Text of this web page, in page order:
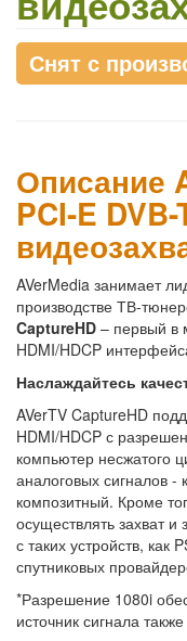
Снят с
Описание
PCI-E
AVerMedia занимает
производстве ТВ-
CaptureHD – первый в
HDMI/HDCP
Наслаждайтесь
AVerTV CaptureHD
HDMI/HDCP с
компьютер несжатого
аналоговых сигналов
композитный. Кроме
осуществлять захват
с таких устройств, как
спутниковых
*Разрешение 1080i
источник сигнала